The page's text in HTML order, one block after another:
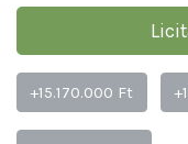
+15.170.000 Ft